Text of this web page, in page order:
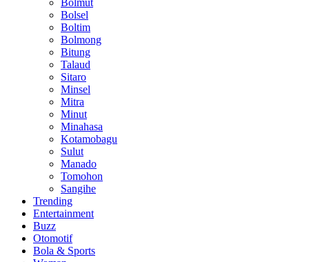
Bolmut
Bolsel
Boltim
Bolmong
Bitung
Talaud
Sitaro
Minsel
Mitra
Minut
Minahasa
Kotamobagu
Sulut
Manado
Tomohon
Sangihe
Trending
Entertainment
Buzz
Otomotif
Bola & Sports